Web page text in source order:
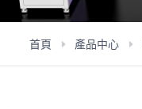
首頁 產品中心